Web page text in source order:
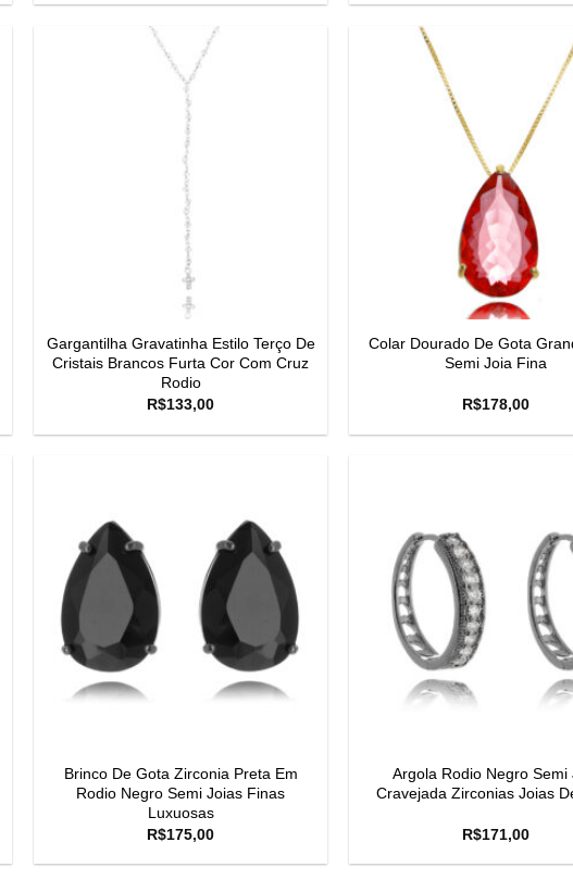
Gargantilha Gravatinha Estilo Terço De
Cristais Brancos Furta Cor Com Cruz
Rodio
R$133,00
Colar Dourado De Gota
Semi Joia Fina
R$178,00
Brinco De Gota Zirconia Preta Em
Rodio Negro Semi Joias Finas
Luxuosas
R$175,00
Argola Rodio Negro Semi
Cravejada Zirconias Joias
R$171,00